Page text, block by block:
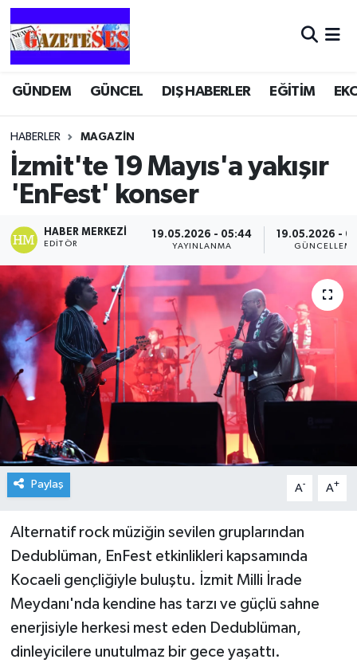
GÜNDEM GÜNCEL DIŞ HABERLER EĞİTİM
HABERLER MAGAZİN
İzmit'te 19 Mayıs'a yakışır
'EnFest' konser
HABER MERKEZI
EDITÖR
19.05.2026 - 05:44
YAYINLANMA
19.05.2026 -
Paylaş A- A+
Alternatif rock müziğin sevilen gruplarından
Dedublüman, EnFest etkinlikleri kapsamında
Kocaeli gençliğiyle buluştu. İzmit Milli İrade
Meydanı'nda kendine has tarzı ve güçlü sahne
enerjisiyle herkesi mest eden Dedublüman,
dinleyicilere unutulmaz bir gece yaşattı.